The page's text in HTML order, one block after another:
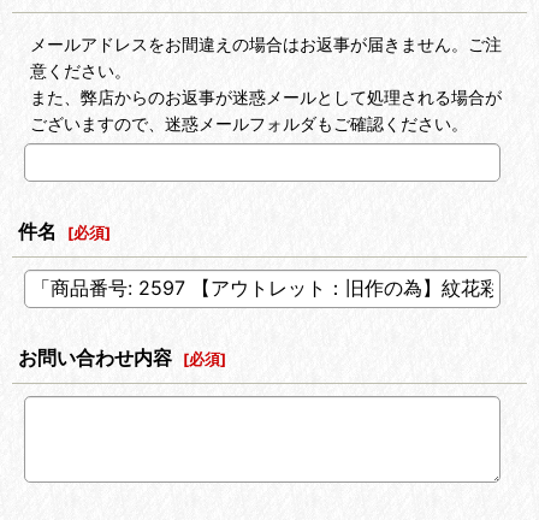
メールアドレスをお間違えの場合はお返事が届きません。ご注
意ください。
また、弊店からのお返事が迷惑メールとして処理される場合が
ございますので、迷惑メールフォルダもご確認ください。
件名 [必須]
お問い合わせ内容 [必須]